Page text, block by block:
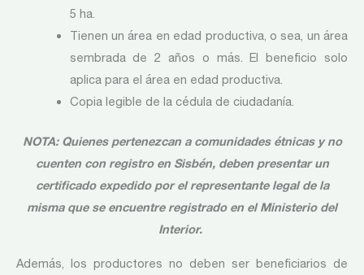
5 ha.
Tienen un área en edad productiva, o sea, un área
sembrada de 2 años o más. El beneficio solo
aplica para el área en edad productiva.
Copia legible de la cédula de ciudadanía.
NOTA: Quienes pertenezcan a comunidades étnicas y no
cuenten con registro en Sisbén, deben presentar un
certificado expedido por el representante legal de la
misma que se encuentre registrado en el Ministerio del
Interior.
Además, los productores no deben ser beneficiarios de